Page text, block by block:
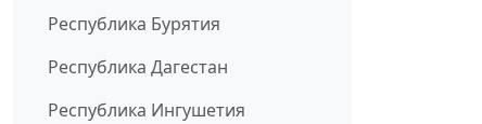
Республика Бурятия
Республика Дагестан
Республика Ингушетия